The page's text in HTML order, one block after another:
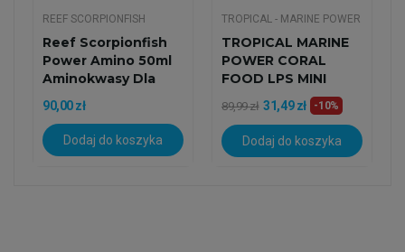
REEF SCORPIONFISH
Reef Scorpionfish
Power Amino 50ml
Aminokwasy Dla
Koralowców
90,00 zł
Dodaj do koszyka
TROPICAL - MARINE POWER
TROPICAL MARINE
POWER CORAL
FOOD LPS MINI
GRANULAT 70g
89,99 zł 31,49 zł -10%
Dodaj do koszyka